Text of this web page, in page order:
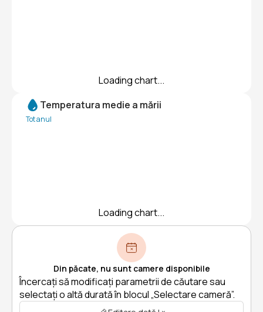
Loading chart...
Temperatura medie a mării
Tot anul
Loading chart...
Din păcate, nu sunt camere disponibile
Încercați să modificați parametrii de căutare sau
selectați o altă durată în blocul „Selectare cameră”.